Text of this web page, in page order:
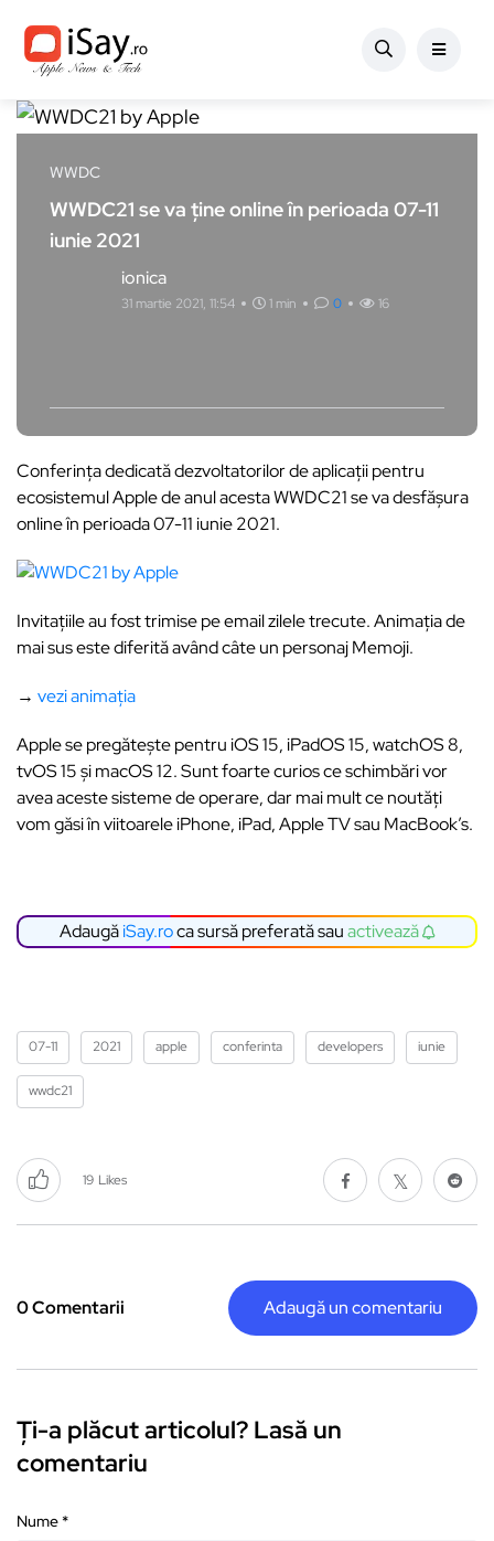
WWDC
WWDC21 se va ține online în perioada 07-11
iunie 2021
ionica
31 martie 2021, 11:54 1 min 0 16
Conferința dedicată dezvoltatorilor de aplicații pentru
ecosistemul Apple de anul acesta WWDC21 se va desfășura
online în perioada 07-11 iunie 2021.
Invitațiile au fost trimise pe email zilele trecute. Animația de
mai sus este diferită având câte un personaj Memoji.
→ vezi animația
Apple se pregătește pentru iOS 15, iPadOS 15, watchOS 8,
tvOS 15 și macOS 12. Sunt foarte curios ce schimbări vor
avea aceste sisteme de operare, dar mai mult ce noutăți
vom găsi în viitoarele iPhone, iPad, Apple TV sau MacBook’s.
AdaugăiSay.roca sursă preferată sauactivează
07-11 2021 apple conferinta developers iunie
wwdc21
19 Likes
0 Comentarii Adaugă un comentariu
Ți-a plăcut articolul? Lasă un
comentariu
Nume *